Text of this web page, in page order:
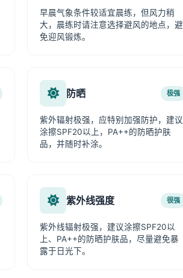
早晨气象条件较适宜晨练，但风力稍
大，晨练时请注意选择避风的地点，避
免迎风锻炼。
防晒 极强
紫外辐射极强，应特别加强防护，建议
涂擦SPF20以上，PA++的防晒护肤
品，并随时补涂。
紫外线强度 很强
紫外线辐射极强，建议涂擦SPF20以
上、PA++的防晒护肤品，尽量避免暴
露于日光下。